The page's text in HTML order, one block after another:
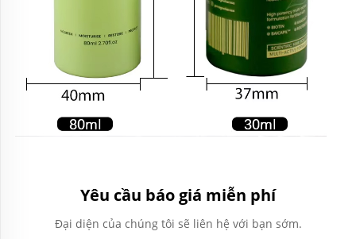
Yêu cầu báo giá miễn phí
Đại diện của chúng tôi sẽ liên hệ với bạn sớm.